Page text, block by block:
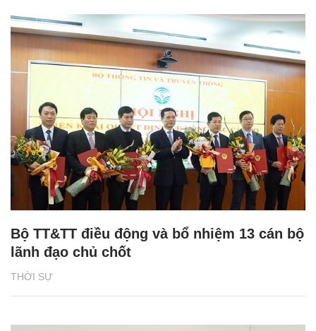
THỜI SỰ
Bộ TT&TT điều động và bổ nhiệm 13 cán bộ
lãnh đạo chủ chốt